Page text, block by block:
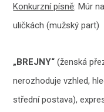
Konkurzní písně: Múr
uličkách (mužský part)
„BREJNY“ (ženská
nerozhoduje vzhled,
střední postava),